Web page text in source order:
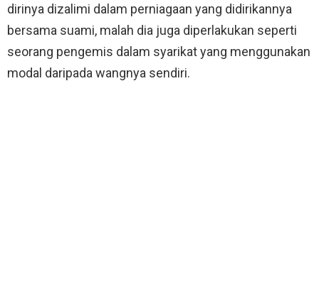
dirinya dizalimi dalam perniagaan yang didirikannya
bersama suami, malah dia juga diperlakukan seperti
seorang pengemis dalam syarikat yang menggunakan
modal daripada wangnya sendiri.